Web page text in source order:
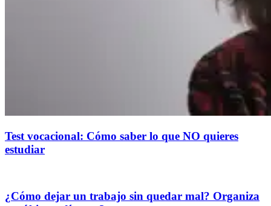
Test vocacional: Cómo saber lo que NO quieres
estudiar
¿Cómo dejar un trabajo sin quedar mal? Organiza